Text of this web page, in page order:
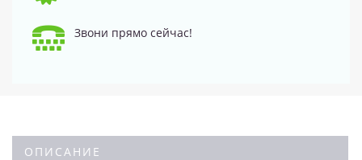
Звони прямо сейчас!
ОПИСАНИЕ